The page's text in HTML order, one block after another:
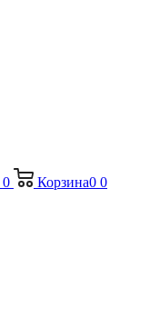
0 Корзина0 0